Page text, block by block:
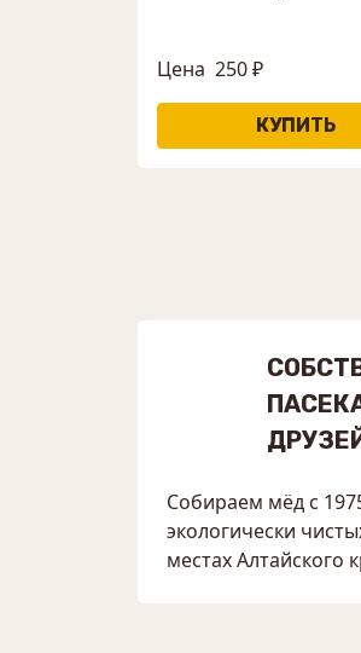
Цена 250 ₽
Собираем мёд с
экологически
местах Алтайского